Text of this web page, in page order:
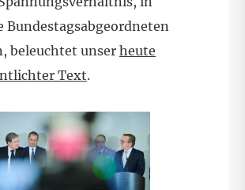
Bundestagsabgeordneten
beleuchtet unser heute
Text.